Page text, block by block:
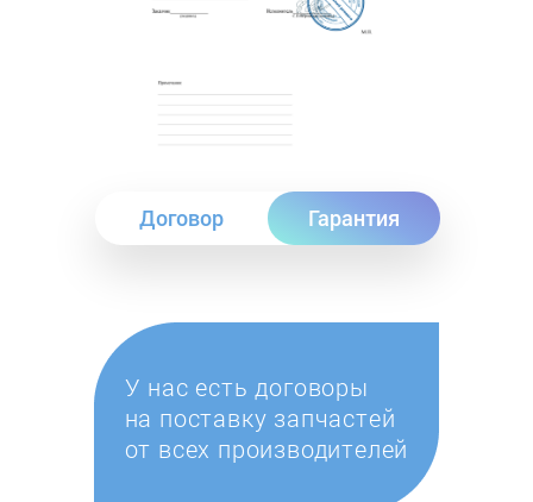
Договор Гарантия
У нас есть договоры
на поставку запчастей
от всех производителей